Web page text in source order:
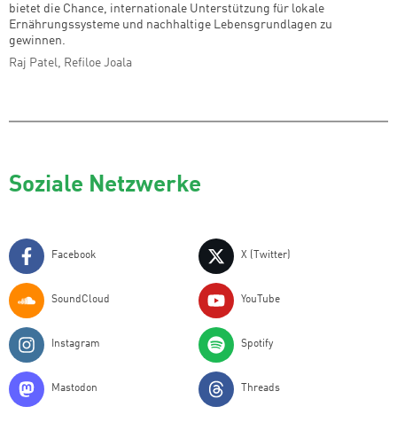
bietet die Chance, internationale Unterstützung für lokale
Ernährungssysteme und nachhaltige Lebensgrundlagen zu
gewinnen.
Raj Patel, Refiloe Joala
Soziale Netzwerke
Facebook X (Twitter)
SoundCloud YouTube
Instagram Spotify
Mastodon Threads